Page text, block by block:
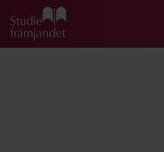
Gå till studiefrämjandets